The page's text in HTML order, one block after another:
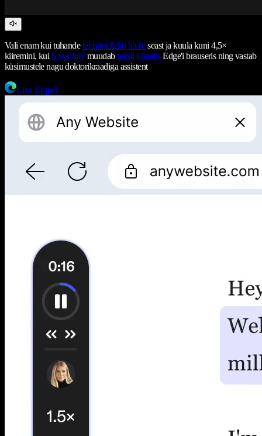
Vali enam kui tuhandetehisintellekti hääleseast ja kuula kuni 4,5×
kiiremini, kui Speechifymuudabteksti kõneksEdge'i brauseris ning vastab
küsimustele nagu doktorikraadiga assistent
Lisa Edge'i